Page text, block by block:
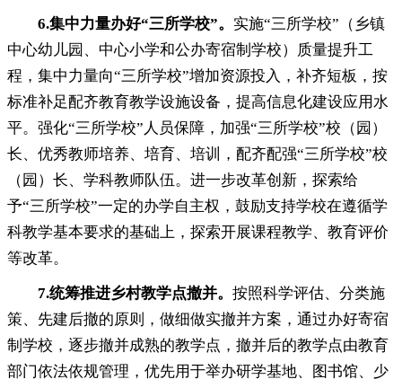
6.集中力量办好“三所学校”。 实施“三所学校”（乡镇
中心幼儿园、中心小学和公办寄宿制学校）质量提升工
程 ， 集中力量向“三所学校”增加资源投入，补齐短板 ， 按
标准补足配齐教育教学设施设备，提高信息化建设应用水
平。 强化“三所学校”人员保障，加强“三所学校”校（园）
长、优秀教师培养、培育、培训
， 配齐配强“三所学校”校
（园）长、学科教师队伍。进一步改革创新 ， 探索给
予“三所学校”一定的办学自主权，鼓励支持学校在遵循学
科教学基本要求的基础上 ， 探索开展课程教学、教育评价
等改革。
7.统筹推进乡村教学点撤并。 按照科学评估、分类施
策、先建后撤的原则 ， 做细做实撤并方案，通过办好寄宿
制学校 ， 逐步撤并成熟的教学点，撤并后的教学点由教育
部门依法依规管理 ， 优先用于举办研学基地、图书馆、少